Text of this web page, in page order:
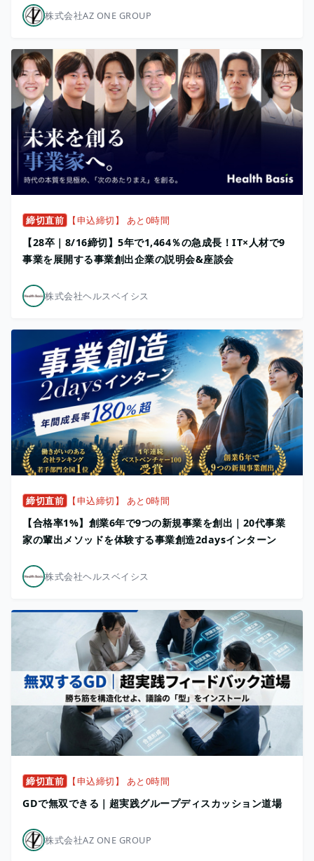
株式会社AZ ONE GROUP
締切直前 【申込締切】 あと0時間
【28卒｜8/16締切】5年で1,464％の急成長！IT×人材で9
事業を展開する事業創出企業の説明会&座談会
株式会社ヘルスベイシス
締切直前 【申込締切】 あと0時間
【合格率1%】創業6年で9つの新規事業を創出｜20代事業
家の輩出メソッドを体験する事業創造2daysインターン
株式会社ヘルスベイシス
締切直前 【申込締切】 あと0時間
GDで無双できる｜超実践グループディスカッション道場
株式会社AZ ONE GROUP